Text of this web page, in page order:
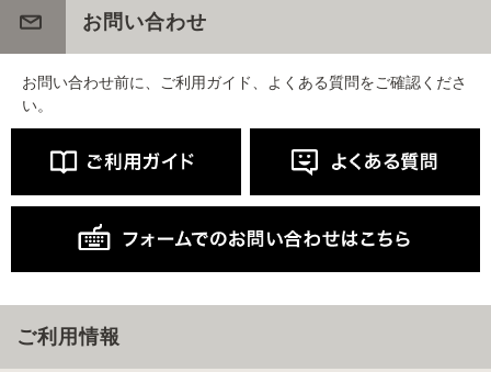
お問い合わせ
お問い合わせ前に、ご利用ガイド、よくある質問をご確認くださ
い。
ご利用情報